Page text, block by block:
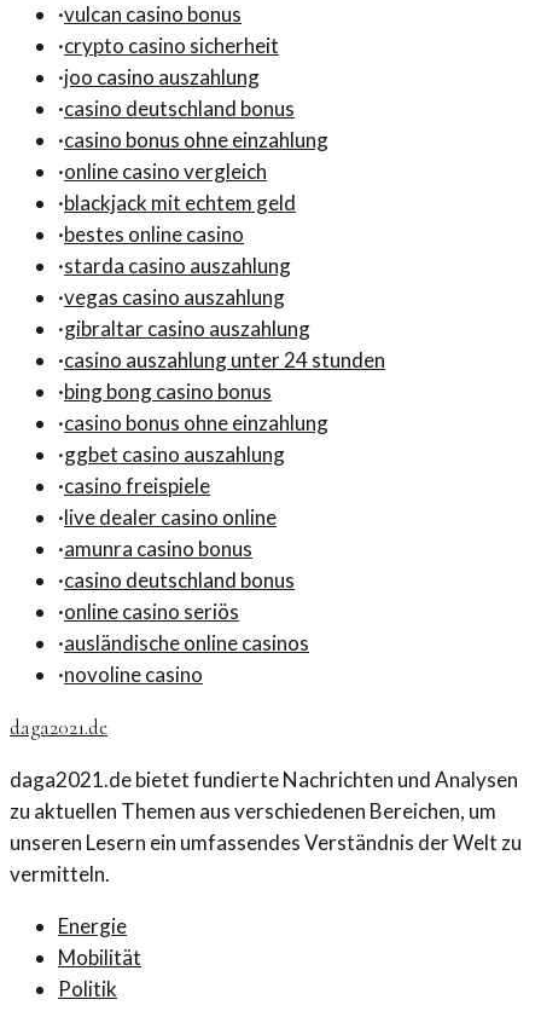
·vulcan casino bonus
·crypto casino sicherheit
·joo casino auszahlung
·casino deutschland bonus
·casino bonus ohne einzahlung
·online casino vergleich
·blackjack mit echtem geld
·bestes online casino
·starda casino auszahlung
·vegas casino auszahlung
·gibraltar casino auszahlung
·casino auszahlung unter 24 stunden
·bing bong casino bonus
·casino bonus ohne einzahlung
·ggbet casino auszahlung
·casino freispiele
·live dealer casino online
·amunra casino bonus
·casino deutschland bonus
·online casino seriös
·ausländische online casinos
·novoline casino
daga2021.de
daga2021.de bietet fundierte Nachrichten und Analysen
zu aktuellen Themen aus verschiedenen Bereichen, um
unseren Lesern ein umfassendes Verständnis der Welt zu
vermitteln.
Energie
Mobilität
Politik